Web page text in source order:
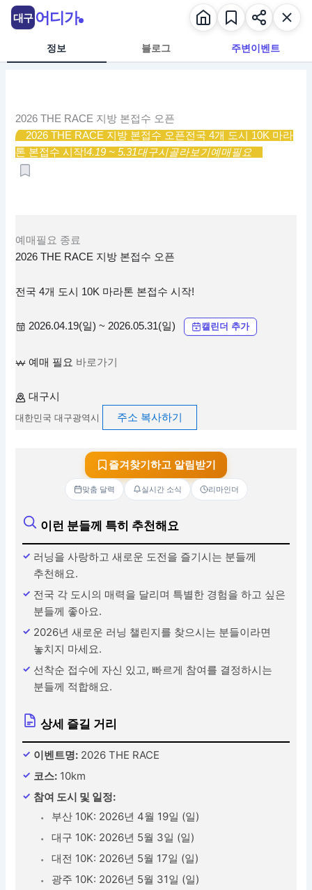
정보 블로그 주변이벤트
2026 THE RACE 지방 본접수 오픈
2026 THE RACE 지방 본접수 오픈전국 4개 도시 10K 마라
톤 본접수 시작!4.19 ~ 5.31대구시골라보기예매필요
예매필요 종료
2026 THE RACE 지방 본접수 오픈
전국 4개 도시 10K 마라톤 본접수 시작!
2026.04.19(일) ~ 2026.05.31(일) 캘린더 추가
예매 필요 바로가기
대구시
대한민국 대구광역시 주소 복사하기
즐겨찾기하고 알림받기
맞춤 달력 실시간 소식 리마인더
이런 분들께 특히 추천해요
러닝을 사랑하고 새로운 도전을 즐기시는 분들께
추천해요.
전국 각 도시의 매력을 달리며 특별한 경험을 하고 싶은
분들께 좋아요.
2026년 새로운 러닝 챌린지를 찾으시는 분들이라면
놓치지 마세요.
선착순 접수에 자신 있고, 빠르게 참여를 결정하시는
분들께 적합해요.
상세 즐길 거리
이벤트명: 2026 THE RACE
코스: 10km
참여 도시 및 일정:
부산 10K: 2026년 4월 19일 (일)
대구 10K: 2026년 5월 3일 (일)
대전 10K: 2026년 5월 17일 (일)
광주 10K: 2026년 5월 31일 (일)
대구 어디가